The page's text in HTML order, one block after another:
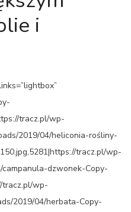
i
tracz.pl/wp-
2019/04/heliconia-rośliny-
tracz.pl/wp-
dzwonek-Copy-
tracz.pl/wp-
2019/04/herbata-Copy-